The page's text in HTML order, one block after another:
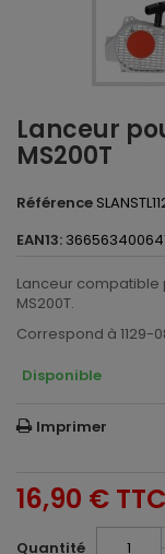
Lanceur
MS200T
Référence
EAN13:
Lanceur compatible
MS200T.
Correspond à 1129-
Disponible
Imprimer
16,90 € TTC
Quantité